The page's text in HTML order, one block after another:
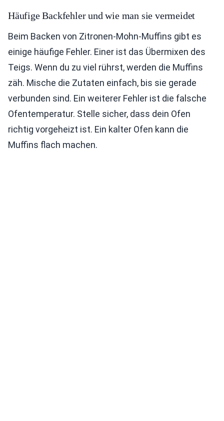
Häufige Backfehler und wie man sie vermeidet
Beim Backen von Zitronen-Mohn-Muffins gibt es
einige häufige Fehler. Einer ist das Übermixen des
Teigs. Wenn du zu viel rührst, werden die Muffins
zäh. Mische die Zutaten einfach, bis sie gerade
verbunden sind. Ein weiterer Fehler ist die falsche
Ofentemperatur. Stelle sicher, dass dein Ofen
richtig vorgeheizt ist. Ein kalter Ofen kann die
Muffins flach machen.